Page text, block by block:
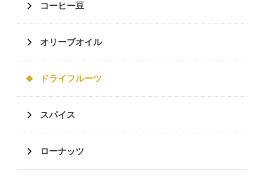
コーヒー豆
オリーブオイル
ドライフルーツ
スパイス
ローナッツ